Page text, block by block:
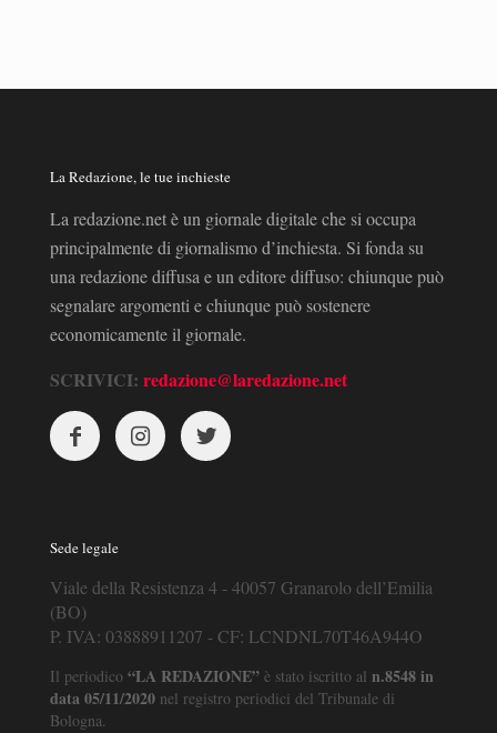
La Redazione, le tue inchieste
La redazione.net è un giornale digitale che si occupa
principalmente di giornalismo d’inchiesta. Si fonda su
una redazione diffusa e un editore diffuso: chiunque può
segnalare argomenti e chiunque può sostenere
economicamente il giornale.
SCRIVICI: redazione@laredazione.net
Sede legale
Viale della Resistenza 4 - 40057 Granarolo dell’Emilia
(BO)
P. IVA: 03888911207 - CF: LCNDNL70T46A944O
Il periodico “LA REDAZIONE” è stato iscritto al n.8548 in
data 05/11/2020 nel registro periodici del Tribunale di
Bologna.